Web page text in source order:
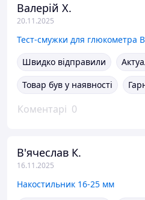
Валерій Х.
20.11.2025
Швидко відправили
Товар був у наявності
Коментарі 0
В'ячеслав К.
16.11.2025
Накостильник 16-25 мм